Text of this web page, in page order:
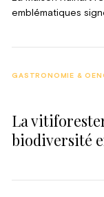
emblématiques
La
biodiversité
GASTRONOMIE &